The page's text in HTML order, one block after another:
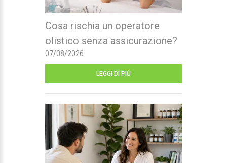
Cosa rischia un operatore
olistico senza assicurazione?
07/08/2026
LEGGI DI PIÙ